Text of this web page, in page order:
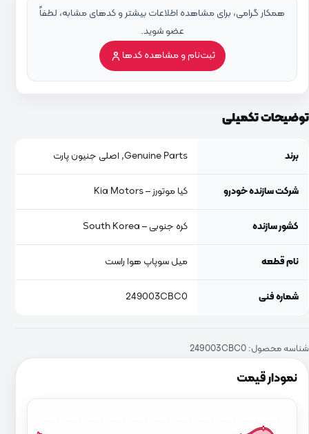
نمودار قیمت
همکار گرامی، برای مشاهده اطلاعات بیشتر و کدهای مشابه، لطفاً
عضو شوید.
ثبت‌نام و مشاهده کدها
توضیحات تکمیلی
برند Genuine Parts, اصلی جنیون پارت
شرکت سازنده خودرو کیا موتورز – Kia Motors
کشور سازنده کره جنوبی – South Korea
نام قطعه میل سوپاپ هوا راست
شماره فنی 249003CBC0
شناسه محصول: 249003CBC0